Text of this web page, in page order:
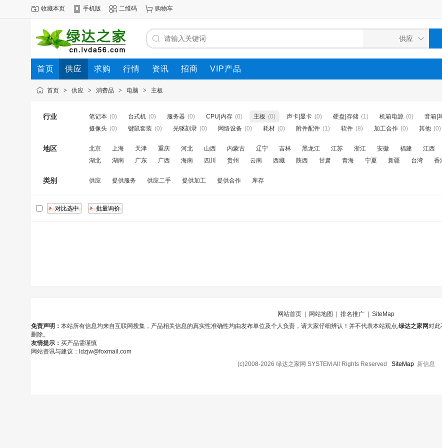
收藏本页 手机版 二维码 购物车
首页 供应 求购 行情 资讯 招商 VIP产品
首页 > 供应 > 消费品 > 电脑 > 主板
行业 笔记本 (0) 台式机 (0) 服务器 (0) CPU|内存 (0) 主板 (0) 声卡|显卡 (0) 硬盘|存储 (1) 机箱电源 (0) 音箱|
摄像头 (0) 键鼠套装 (0) 光驱刻录 (0) 网络设备 (0) 耗材 (0) 附件配件 (1) 软件 (8) 加工合作 (0) 其他 (0)
地区 北京 上海 天津 重庆 河北 山西 内蒙古 辽宁 吉林 黑龙江 江苏 浙江 安徽 福建 江西
湖北
湖南 广东 广西 海南 四川 贵州 云南 西藏 陕西 甘肃 青海 宁夏 新疆 台湾 香
类别 供应 提供服务 供应二手 提供加工 提供合作 库存
网站首页 网站地图 排名推广
SiteMap
免责声明： 本站所有信息均来自互联网搜集，产品相关信息的真实性准确性均由发布单位及个人负责，请大家仔细辨认！并不代表本站观点,绿达之家网对此
删除。
友情提示： 买产品需谨慎
网站资讯与建议：ldzjw@foxmail.com
(c)2008-2026 绿达之家网 SYSTEM All Rights Reserved SiteMap 新信息